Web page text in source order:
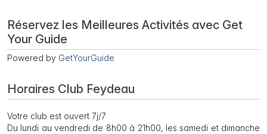
Réservez les Meilleures Activités avec Get
Your Guide
Powered by GetYourGuide
Horaires Club Feydeau
Votre club est ouvert 7j/7
Du lundi au vendredi de 8h00 à 21h00, les samedi et dimanche